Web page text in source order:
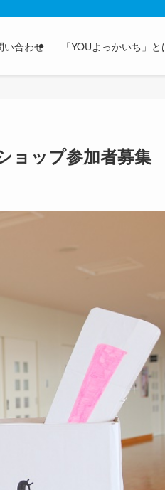
い合わせ 「YOUよっかいち」と
ショップ参加者募